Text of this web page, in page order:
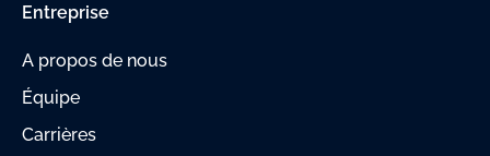
Entreprise
A propos de nous
Équipe
Carrières